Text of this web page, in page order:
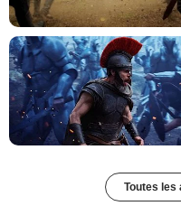
Toutes les